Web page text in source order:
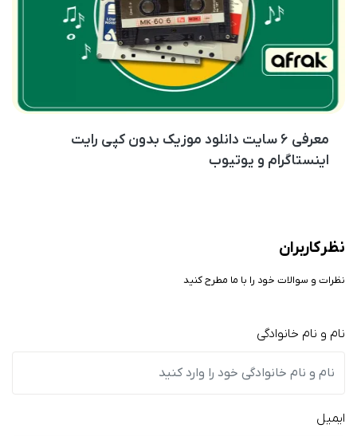
معرفی ۶ سایت دانلود موزیک بدون کپی رایت
اینستاگرام و یوتیوب
نظر کاربران
نظرات و سوالات خود را با ما مطرح کنید
نام و نام خانوادگی
ایمیل